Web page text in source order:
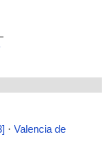
· Valencia de